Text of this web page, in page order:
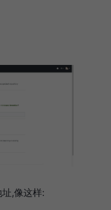
,像这样: